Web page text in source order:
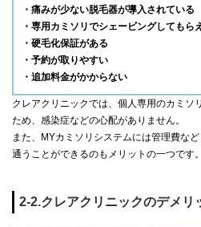
・痛みが少ない脱毛器が導入されている
・専用カミソリでシェービングしてもら
・硬毛化保証がある
・予約が取りやすい
・追加料金がかからない
クレアクリニックでは、個人専用のカミソ
ため、感染症などの心配がありません。
また、MYカミソリシステムには管理費な
通うことができるのもメリットの一つです。
2-2.クレアクリニックのデメリ